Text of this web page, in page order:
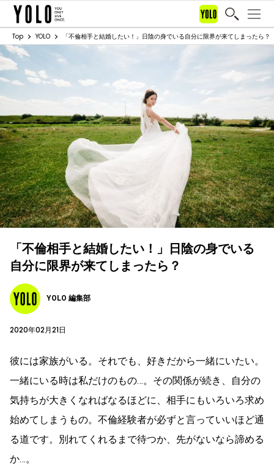
Top YOLO 「不倫相手と結婚したい！」日陰の身でいる自分に限界が来てしまったら？
「不倫相手と結婚したい！」日陰の身でいる
自分に限界が来てしまったら？
YOLO 編集部
2020年02月21日
彼には家族がいる。それでも、好きだから一緒にいたい。
一緒にいる時は私だけのもの…。その関係が続き、自分の
気持ちが大きくなればなるほどに、相手にもいろいろ求め
始めてしまうもの。不倫経験者が必ずと言っていいほど通
る道です。別れてくれるまで待つか、先がないなら諦める
か…。